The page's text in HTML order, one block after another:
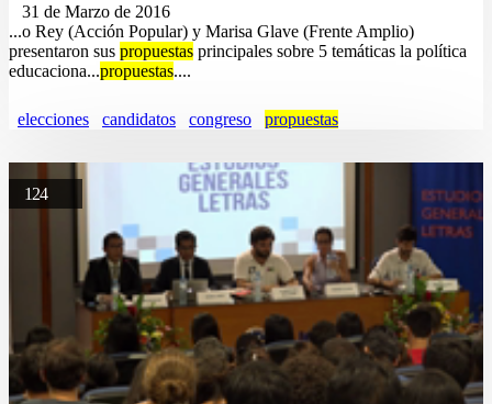
31 de Marzo de 2016
...o Rey (Acción Popular) y Marisa Glave (Frente Amplio)
presentaron sus propuestas principales sobre 5 temáticas la política
educaciona...propuestas....
elecciones candidatos congreso propuestas
124